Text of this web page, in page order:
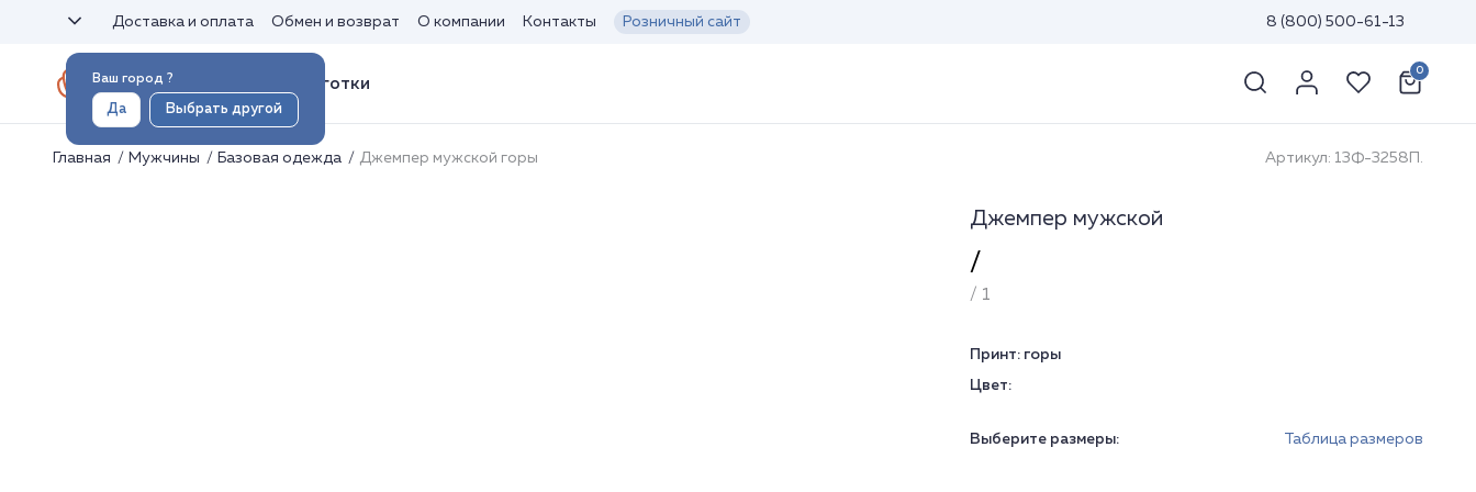
Ваш город ?
Да Выбрать другой
Доставка и оплата Обмен и возврат О компании Контакты Розничный сайт 8 (800) 500-61-13
Носки и колготки
0
Главная Мужчины Базовая одежда Джемпер мужской горы Артикул: 13Ф-3258П.
Джемпер мужской
/
/ 1
Принт: горы
Цвет:
Выберите размеры: Таблица размеров